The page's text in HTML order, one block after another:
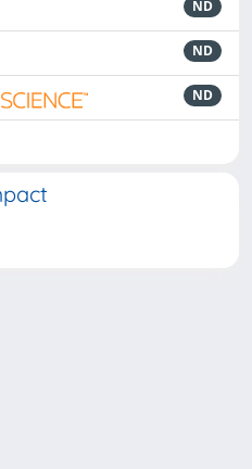
ND
ND
ND